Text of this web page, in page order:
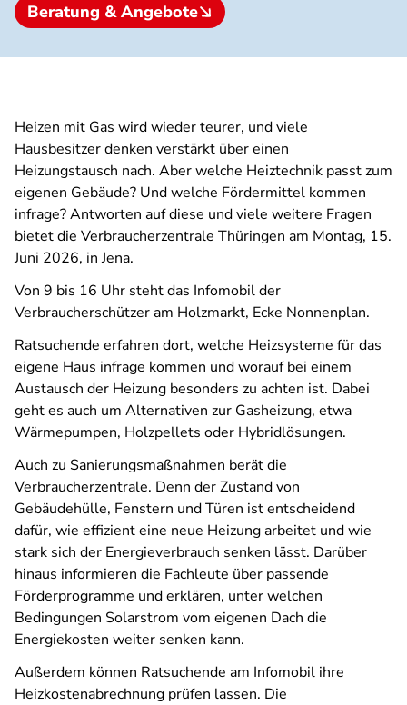
Beratung & Angebote
Heizen mit Gas wird wieder teurer, und viele
Hausbesitzer denken verstärkt über einen
Heizungstausch nach. Aber welche Heiztechnik passt zum
eigenen Gebäude? Und welche Fördermittel kommen
infrage? Antworten auf diese und viele weitere Fragen
bietet die Verbraucherzentrale Thüringen am Montag, 15.
Juni 2026, in Jena.
Von 9 bis 16 Uhr steht das Infomobil der
Verbraucherschützer am Holzmarkt, Ecke Nonnenplan.
Ratsuchende erfahren dort, welche Heizsysteme für das
eigene Haus infrage kommen und worauf bei einem
Austausch der Heizung besonders zu achten ist. Dabei
geht es auch um Alternativen zur Gasheizung, etwa
Wärmepumpen, Holzpellets oder Hybridlösungen.
Auch zu Sanierungsmaßnahmen berät die
Verbraucherzentrale. Denn der Zustand von
Gebäudehülle, Fenstern und Türen ist entscheidend
dafür, wie effizient eine neue Heizung arbeitet und wie
stark sich der Energieverbrauch senken lässt. Darüber
hinaus informieren die Fachleute über passende
Förderprogramme und erklären, unter welchen
Bedingungen Solarstrom vom eigenen Dach die
Energiekosten weiter senken kann.
Außerdem können Ratsuchende am Infomobil ihre
Heizkostenabrechnung prüfen lassen. Die